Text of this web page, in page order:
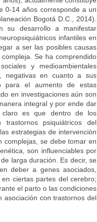
0-14 años corresponde a un
Bogotá D.C., 2014).
su desarrollo a manifestar
infantiles en
a ser las posibles causas
Se ha comprendido
y medioambientales
negativas en cuanto a sus
para el aumento de estas
en investigaciones aún son
integral y por ende dar
claro es que dentro de los
psiquiátricos del
estrategias de intervenciòn
complejas, se debe tomar en
son influenciables por
larga duración. Es decir, se
deber a genes asociados,
ciertas partes del cerebro;
el parto o las condiciones
asociación con trastornos del